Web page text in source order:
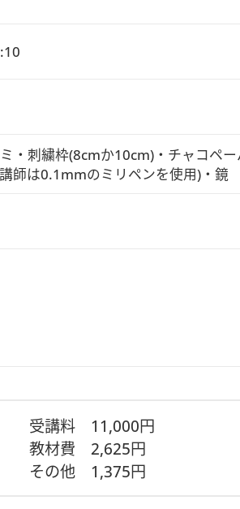
する「ご案内用紙」に記載しています
をよく読み、材料キットの内容物
・刺繍枠(8cmか10cm)・チャコペ
師は0.1mmのミリペンを使用)・鏡
受講料 11,000円
教材費 2,625円
その他 1,375円